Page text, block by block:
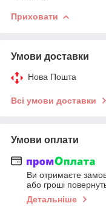
Приховати
Умови доставки
Нова Пошта
Всі умови доставки
Умови оплати
Ви отримаєте
або гроші
Детальніше